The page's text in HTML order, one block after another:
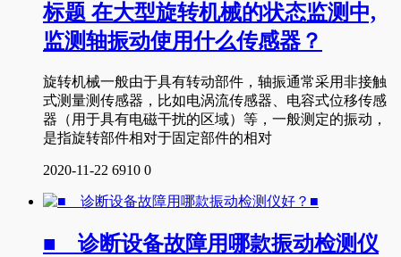
标题 在大型旋转机械的状态监测中,
监测轴振动使用什么传感器？
旋转机械一般由于具有转动部件，轴振通常采用非接触
式测量测传感器，比如电涡流传感器、电容式位移传感
器（用于具有电磁干扰的区域）等，一般测定的振动，
是指旋转部件相对于固定部件的相对
2020-11-22 6910 0
■ 诊断设备故障用哪款振动检测仪